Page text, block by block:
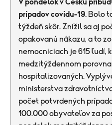
V pondelok v Česku
prípadov covidu-19. Bolo
týždeň skôr. Znížil sa aj
opakovanú nákazu, a to
nemocniciach je 615 ľudí,
medzitýždennom
hospitalizovaných.
ministerstva
počet potvrdených
100.000 obyvateľov za